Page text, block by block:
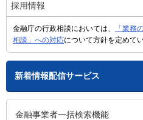
採用情報
金融庁の行政相談においては、
「業務
相談」への対応について方針を定めてい
新着情報配信サービス
金融事業者一括検索機能